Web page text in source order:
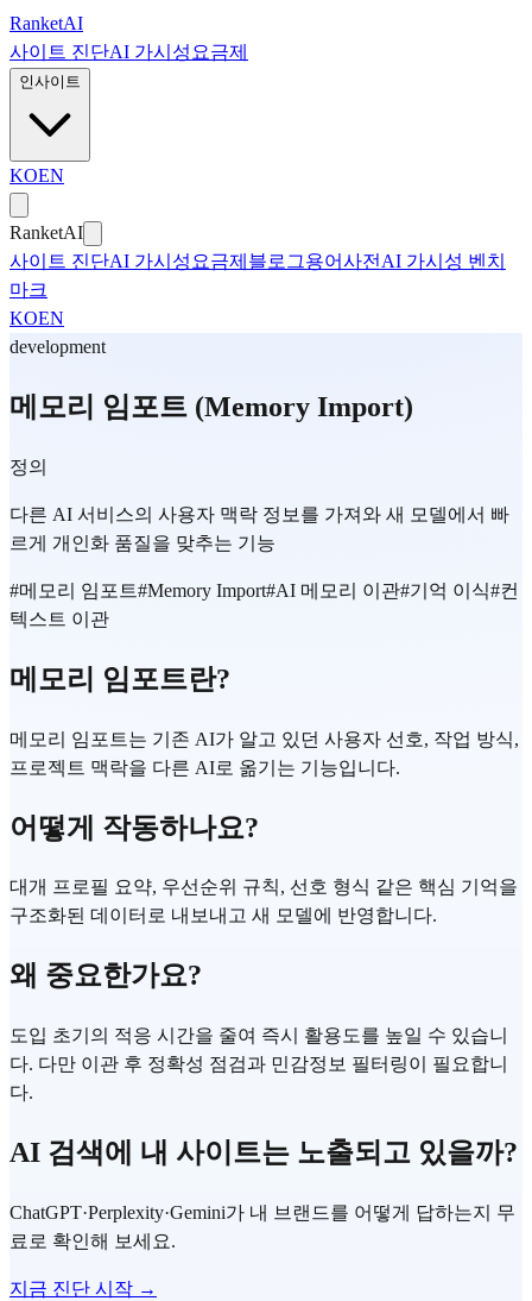
본문으로 건너뛰기
RanketAI
사이트 진단AI 가시성 요금제
인사이트
KOEN
RanketAI
사이트 진단AI 가시성 요금제 블로그용어사전 AI 가시성 벤치
마크
KOEN
development
메모리 임포트 (Memory Import)
정의
다른 AI 서비스의 사용자 맥락 정보를 가져와 새 모델에서 빠
르게 개인화 품질을 맞추는 기능
#메모리 임포트#Memory Import#AI 메모리 이관#기억 이식#컨
텍스트 이관
메모리 임포트란?
메모리 임포트는 기존 AI가 알고 있던 사용자 선호, 작업 방식,
프로젝트 맥락을 다른 AI로 옮기는 기능입니다.
어떻게 작동하나요?
대개 프로필 요약, 우선순위 규칙, 선호 형식 같은 핵심 기억을
구조화된 데이터로 내보내고 새 모델에 반영합니다.
왜 중요한가요?
도입 초기의 적응 시간을 줄여 즉시 활용도를 높일 수 있습니
다. 다만 이관 후 정확성 점검과 민감정보 필터링이 필요합니
다.
AI 검색에 내 사이트는 노출되고 있을까?
ChatGPT·Perplexity·Gemini가 내 브랜드를 어떻게 답하는지 무
료로 확인해 보세요.
지금 진단 시작 →